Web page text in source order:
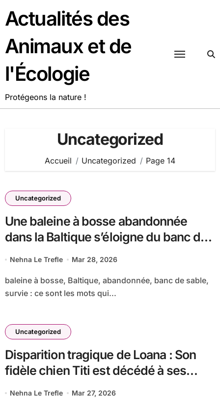
au
contenu
Actualités des
Animaux et de
l'Écologie
Protégeons la nature !
Uncategorized
Accueil Uncategorized Page 14
Uncategorized
Une baleine à bosse abandonnée
dans la Baltique s’éloigne du banc de
sable, mais sa survie reste incertaine
Nehna Le Trefle Mar 28, 2026
baleine à bosse, Baltique, abandonnée, banc de sable,
survie : ce sont les mots qui...
Uncategorized
Disparition tragique de Loana : Son
fidèle chien Titi est décédé à ses
côtés, partageant ses derniers
Nehna Le Trefle Mar 27, 2026